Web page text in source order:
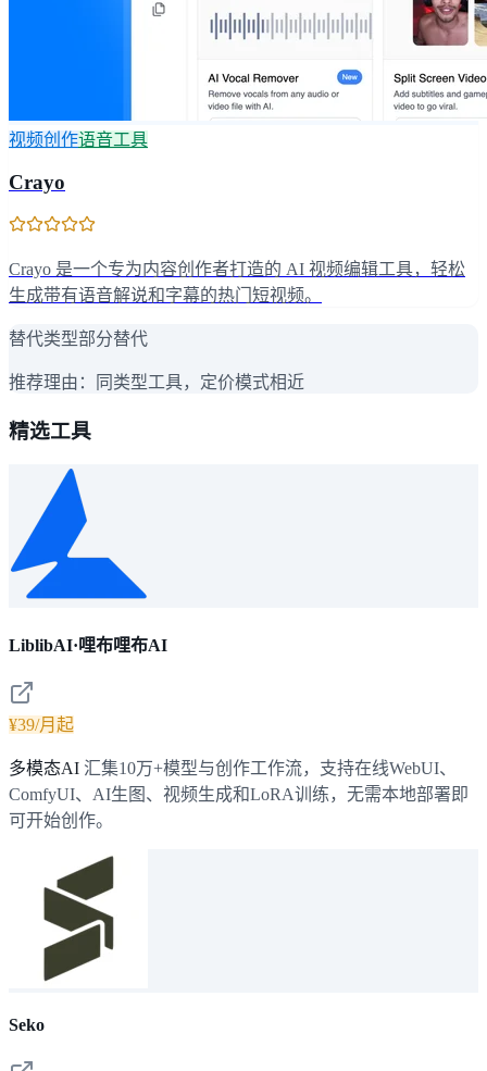
视频创作语音工具
Crayo
Crayo 是一个专为内容创作者打造的 AI 视频编辑工具，轻松
生成带有语音解说和字幕的热门短视频。
替代类型部分替代
推荐理由： 同类型工具，定价模式相近
精选工具
LiblibAI·哩布哩布AI
¥39/月起
多模态AI 汇集10万+模型与创作工作流，支持在线WebUI、
ComfyUI、AI生图、视频生成和LoRA训练，无需本地部署即
可开始创作。
Seko